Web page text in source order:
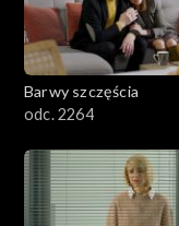
Barwy szczęścia
odc. 2264